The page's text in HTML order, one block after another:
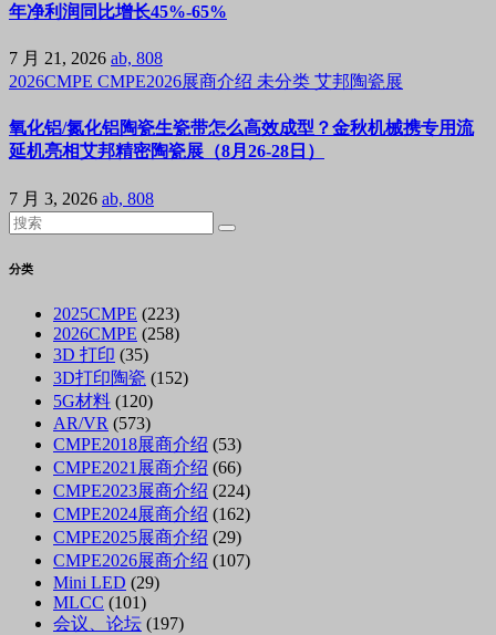
年净利润同比增长45%-65%
7 月 21, 2026 ab, 808
2026CMPE CMPE2026展商介绍 未分类 艾邦陶瓷展
氧化铝/氮化铝陶瓷生瓷带怎么高效成型？金秋机械携专用流
延机亮相艾邦精密陶瓷展（8月26-28日）
7 月 3, 2026 ab, 808
分类
2025CMPE (223)
2026CMPE (258)
3D 打印 (35)
3D打印陶瓷 (152)
5G材料 (120)
AR/VR (573)
CMPE2018展商介绍 (53)
CMPE2021展商介绍 (66)
CMPE2023展商介绍 (224)
CMPE2024展商介绍 (162)
CMPE2025展商介绍 (29)
CMPE2026展商介绍 (107)
Mini LED (29)
MLCC (101)
会议、论坛 (197)